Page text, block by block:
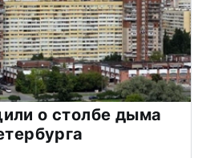
о столбе дыма